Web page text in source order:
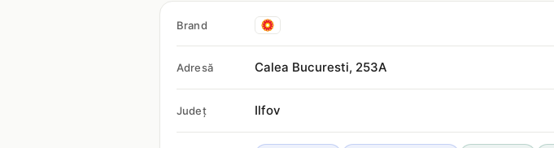
Brand
Adresă Calea Bucuresti, 253A
Județ Ilfov